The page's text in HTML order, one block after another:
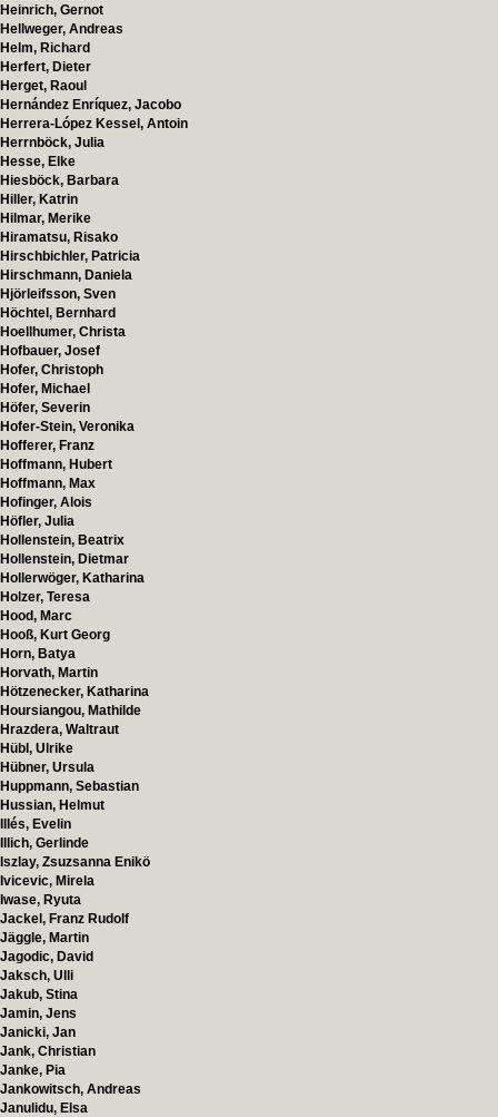
Heinrich, Gernot
Hellweger, Andreas
Helm, Richard
Herfert, Dieter
Herget, Raoul
Hernández Enríquez, Jacobo
Herrera-López Kessel, Antoin
Herrnböck, Julia
Hesse, Elke
Hiesböck, Barbara
Hiller, Katrin
Hilmar, Merike
Hiramatsu, Risako
Hirschbichler, Patricia
Hirschmann, Daniela
Hjörleifsson, Sven
Höchtel, Bernhard
Hoellhumer, Christa
Hofbauer, Josef
Hofer, Christoph
Hofer, Michael
Höfer, Severin
Hofer-Stein, Veronika
Hofferer, Franz
Hoffmann, Hubert
Hoffmann, Max
Hofinger, Alois
Höfler, Julia
Hollenstein, Beatrix
Hollenstein, Dietmar
Hollerwöger, Katharina
Holzer, Teresa
Hood, Marc
Hooß, Kurt Georg
Horn, Batya
Horvath, Martin
Hötzenecker, Katharina
Hoursiangou, Mathilde
Hrazdera, Waltraut
Hübl, Ulrike
Hübner, Ursula
Huppmann, Sebastian
Hussian, Helmut
Illés, Evelin
Illich, Gerlinde
Iszlay, Zsuzsanna Enikö
Ivicevic, Mirela
Iwase, Ryuta
Jackel, Franz Rudolf
Jäggle, Martin
Jagodic, David
Jaksch, Ulli
Jakub, Stina
Jamin, Jens
Janicki, Jan
Jank, Christian
Janke, Pia
Jankowitsch, Andreas
Janulidu, Elsa